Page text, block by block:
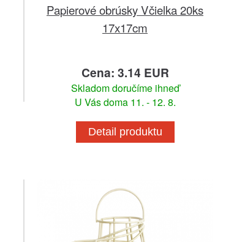
Papierové obrúsky Včielka 20ks
17x17cm
Cena: 3.14 EUR
Skladom doručíme ihneď
U Vás doma 11. - 12. 8.
Detail produktu